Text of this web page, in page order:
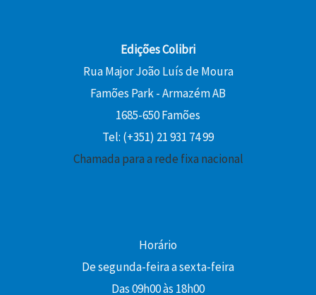
Edições Colibri
Rua Major João Luís de Moura
Famões Park - Armazém AB
1685-650 Famões
Tel: (+351) 21 931 74 99
Chamada para a rede fixa nacional
Horário
De segunda-feira a sexta-feira
Das 09h00 às 18h00